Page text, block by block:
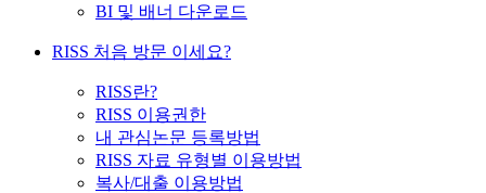
BI 및 배너 다운로드
RISS 처음 방문 이세요?
RISS란?
RISS 이용권한
내 관심논문 등록방법
RISS 자료 유형별 이용방법
복사/대출 이용방법